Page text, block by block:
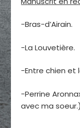
-Bras-d’Airain.
-La Louvetière.
-Entre chien et
-Perrine
avec ma soeur.)